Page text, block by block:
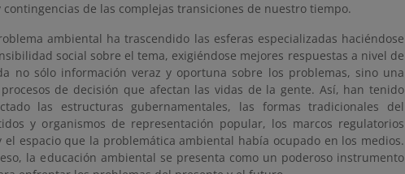
de las complejas transiciones de nuestro tiempo.
ambiental ha trascendido las esferas especializadas haciéndose
social sobre el tema, exigiéndose mejores respuestas a nivel de
no sólo información veraz y oportuna sobre los problemas, sino una
de decisión que afectan las vidas de la gente. Así, han tenido
las estructuras gubernamentales, las formas tradicionales del
y organismos de representación popular, los marcos regulatorios
el espacio que la problemática ambiental había ocupado en los medios.
la educación ambiental se presenta como un poderoso instrumento